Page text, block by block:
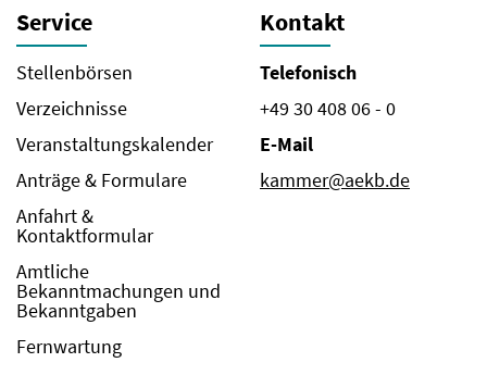
Service
Stellenbörsen
Verzeichnisse
Veranstaltungskalender
Anträge & Formulare
Anfahrt &
Kontaktformular
Amtliche
Bekanntmachungen und
Bekanntgaben
Fernwartung
Kontakt
Telefonisch
+49 30 408 06 - 0
E-Mail
kammer@aekb.de